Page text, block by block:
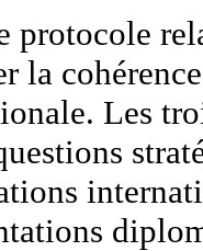
protocole
la
Les